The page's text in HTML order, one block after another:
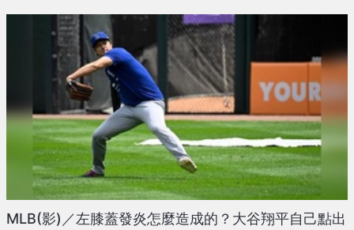
MLB(影)／左膝蓋發炎怎麼造成的？大谷翔平自己點出